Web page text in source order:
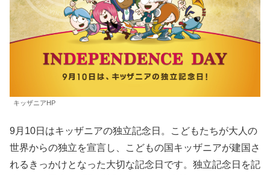
キッザニアHP
9月10日はキッザニアの独立記念日。こどもたちが大人の
世界からの独立を宣言し、こどもの国キッザニアが建国さ
れるきっかけとなった大切な記念日です。独立記念日を記